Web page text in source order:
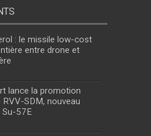
: le missile low-cost
entre drone et
lance la promotion
SDM, nouveau
Su-57E